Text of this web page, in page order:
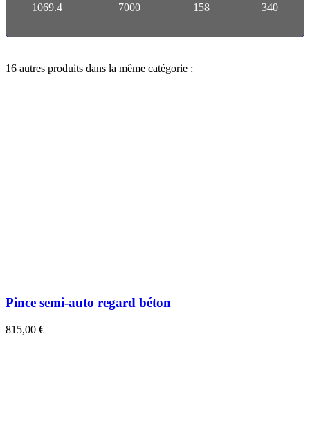
1069.4 7000 158 340
16 autres produits dans la même catégorie :
Pince semi-auto regard béton
815,00 €